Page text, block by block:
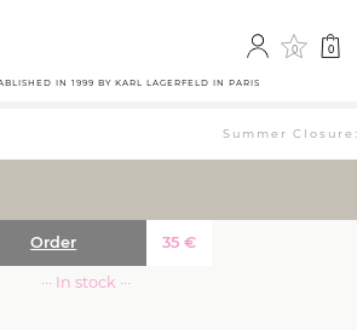
0 0
IN 1999 BY KARL LAGERFELD IN PARIS
Summer
35 €
Order
··· In stock ···